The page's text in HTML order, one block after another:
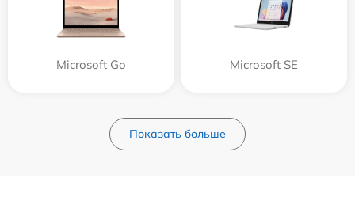
Microsoft Go Microsoft SE
Показать больше